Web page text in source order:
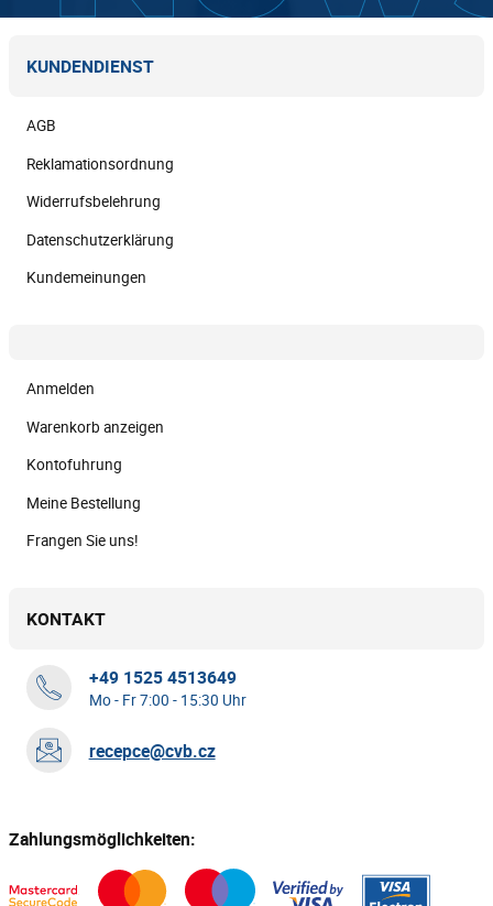
KUNDENDIENST
AGB
Reklamationsordnung
Widerrufsbelehrung
Datenschutzerklärung
Kundemeinungen
Anmelden
Warenkorb anzeigen
Kontofuhrung
Meine Bestellung
Frangen Sie uns!
KONTAKT
+49 1525 4513649
Mo - Fr 7:00 - 15:30 Uhr
recepce@cvb.cz
Zahlungsmöglichkeiten: